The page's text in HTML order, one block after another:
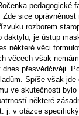
pedagogické
sice oprávněnost
rozborem
daktylu, je ústup
některé věci
věcech však
přesvědčivěji.
Spíše však
ve skutečnosti bylo
některé
j. v otázce